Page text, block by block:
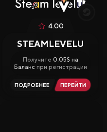
4.00
STEAMLEVELU
Получите 0.05$ на
Баланс при регистрации
ПОДРОБНЕЕ ПЕРЕЙТИ